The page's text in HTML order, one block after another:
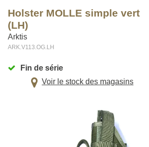
Holster MOLLE simple vert
(LH)
Arktis
ARK.V113.OG.LH
Fin de série
Voir le stock des magasins